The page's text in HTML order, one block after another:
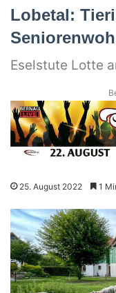
Lobetal:
Eselstute Lotte
25. August 2022 1